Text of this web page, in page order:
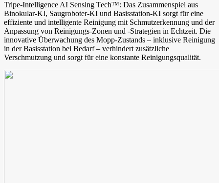
Tripe-Intelligence AI Sensing Tech™: Das Zusammenspiel aus
Binokular-KI, Saugroboter-KI und Basisstation-KI sorgt für eine
effiziente und intelligente Reinigung mit Schmutzerkennung und der
Anpassung von Reinigungs-Zonen und -Strategien in Echtzeit. Die
innovative Überwachung des Mopp-Zustands – inklusive Reinigung
in der Basisstation bei Bedarf – verhindert zusätzliche
Verschmutzung und sorgt für eine konstante Reinigungsqualität.